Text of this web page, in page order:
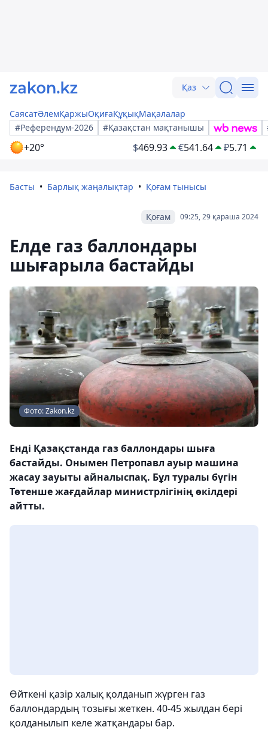
Қаз
СаясатӘлемҚаржыОқиғаҚұқықМақалалар
#Референдум-2026
#Қазақстан мақтанышы
+20° $469.93 €541.64 ₽5.71
Басты Барлық жаңалықтар Қоғам тынысы
09:25, 29 қараша 2024
Қоғам
Елде газ баллондары
шығарыла бастайды
Фото: Zakon.kz
Енді Қазақстанда газ баллондары шыға
бастайды. Онымен Петропавл ауыр машина
жасау зауыты айналыспақ. Бұл туралы бүгін
Төтенше жағдайлар министрлігінің өкілдері
айтты.
Өйткені қазір халық қолданып жүрген газ
баллондардың тозығы жеткен. 40-45 жылдан бері
қолданылып келе жатқандары бар.